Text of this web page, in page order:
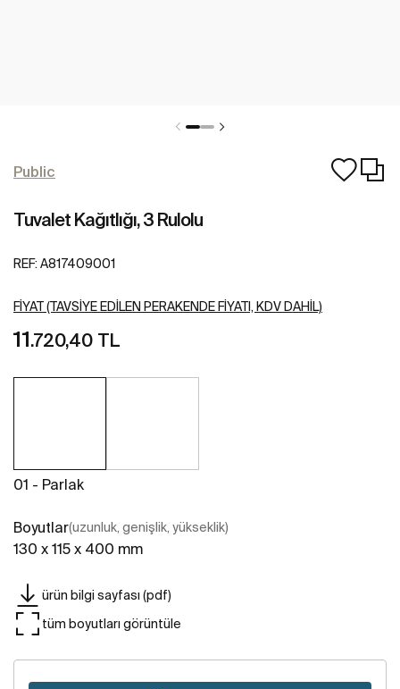
Public
Tuvalet Kağıtlığı, 3 Rulolu
REF: A817409001
FIYAT (TAVSIYE EDILEN PERAKENDE FIYATI, KDV DAHIL)
11.720,40 TL
01 - Parlak
Boyutlar(uzunluk, genişlik, yükseklik)
130 x 115 x 400 mm
ürün bilgi sayfası (pdf)
tüm boyutları görüntüle